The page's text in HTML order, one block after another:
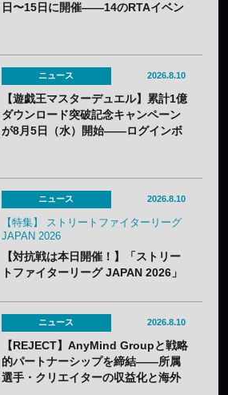
日〜15日に開催——14のRTAイベン
ニュース 2026.8.10
【遊戯王マスターデュエル】累計1億
ダウンロード突破記念キャンペーン
が8月5日（水）開始——ログインボ
ニュース 2026.8.10
【特集】 ストリートファイターリーグ
JAPAN 2026
【対抗戦は本日開催！】「ストリー
トファイターリーグ JAPAN 2026」
公開——8月25日（火）開幕
ニュース 2026.8.10
【REJECT】AnyMind Groupと戦略
的パートナーシップを締結——所属
選手・クリエイターの収益化と海外